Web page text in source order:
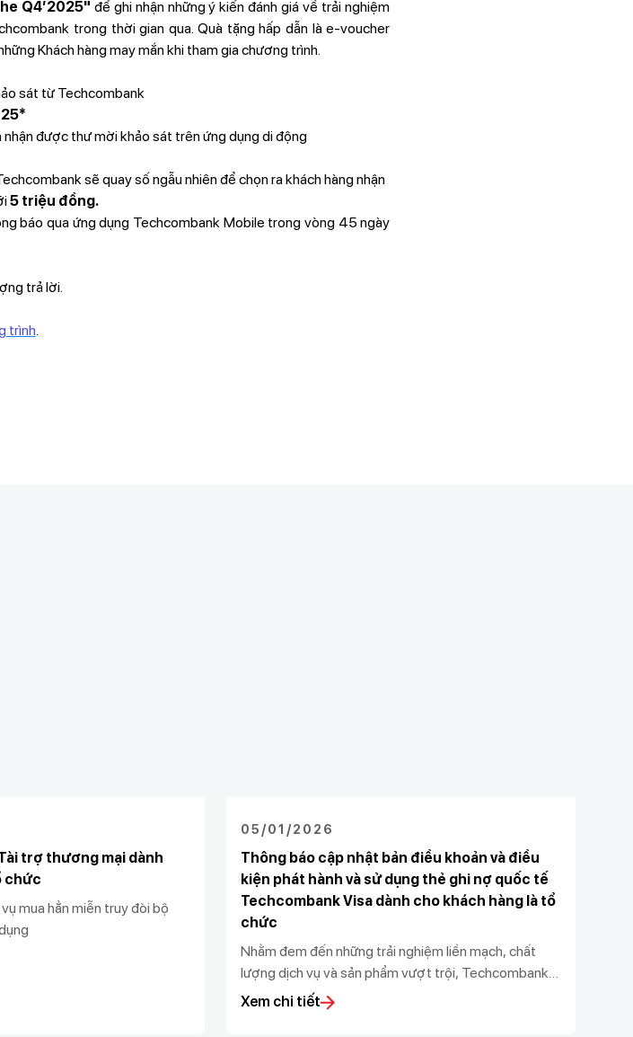
Q4’2025" để ghi nhận những ý kiến đánh giá về trải nghiệm
trong thời gian qua. Quà tặng hấp dẫn là e-voucher
Khách hàng may mắn khi tham gia chương trình.
sát từ Techcombank
nhận được thư mời khảo sát trên ứng dụng di động
sẽ quay số ngẫu nhiên để chọn ra khách hàng nhận
5 triệu đồng.
báo qua ứng dụng Techcombank Mobile trong vòng 45 ngày
trả lời.
trình.
trợ thương mại dành
chức
mua hẳn miễn truy đòi bộ
05/01/2026
Thông báo cập nhật bản điều khoản và điều
kiện phát hành và sử dụng thẻ ghi nợ quốc tế
Techcombank Visa dành cho khách hàng là tổ
chức
Nhằm đem đến những trải nghiệm liền mạch, chất
lượng dịch vụ và sản phẩm vượt trội, Techcombank
thông báo cập nhật Bản Điều khoản Và Điều kiện
Xem chi tiết